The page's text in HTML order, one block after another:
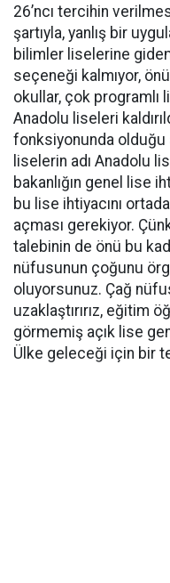
26’ncı tercihin
şartıyla, yanlış bir
bilimler liselerine
seçeneği kalmıyor,
okullar, çok programlı
Anadolu liseleri
fonksiyonunda olduğu
liselerin adı Anadolu
bakanlığın genel lise
bu lise ihtiyacını
açması gerekiyor.
talebinin de önü bu
nüfusunun çoğunu
oluyorsunuz. Çağ
uzaklaştırırız, eğitim
görmemiş açık lise
Ülke geleceği için bir